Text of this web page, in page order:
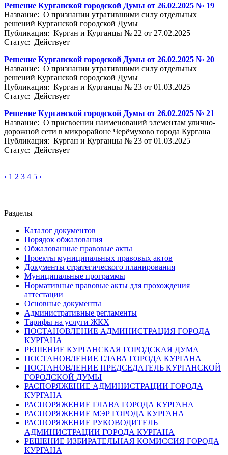
Решение Курганской городской Думы от 26.02.2025 № 19
Название: О признании утратившими силу отдельных
решений Курганской городской Думы
Публикация: Курган и Курганцы № 22 от 27.02.2025
Статус: Действует
Решение Курганской городской Думы от 26.02.2025 № 20
Название: О признании утратившими силу отдельных
решений Курганской городской Думы
Публикация: Курган и Курганцы № 23 от 01.03.2025
Статус: Действует
Решение Курганской городской Думы от 26.02.2025 № 21
Название: О присвоении наименований элементам улично-
дорожной сети в микрорайоне Черёмухово города Кургана
Публикация: Курган и Курганцы № 23 от 01.03.2025
Статус: Действует
‹ 1 2 3 4 5 ›
Разделы
Каталог документов
Порядок обжалования
Обжалованные правовые акты
Проекты муниципальных правовых актов
Документы стратегического планирования
Муниципальные программы
Нормативные правовые акты для прохождения
аттестации
Основные документы
Административные регламенты
Тарифы на услуги ЖКХ
ПОСТАНОВЛЕНИЕ АДМИНИСТРАЦИЯ ГОРОДА
КУРГАНА
РЕШЕНИЕ КУРГАНСКАЯ ГОРОДСКАЯ ДУМА
ПОСТАНОВЛЕНИЕ ГЛАВА ГОРОДА КУРГАНА
ПОСТАНОВЛЕНИЕ ПРЕДСЕДАТЕЛЬ КУРГАНСКОЙ
ГОРОДСКОЙ ДУМЫ
РАСПОРЯЖЕНИЕ АДМИНИСТРАЦИИ ГОРОДА
КУРГАНА
РАСПОРЯЖЕНИЕ ГЛАВА ГОРОДА КУРГАНА
РАСПОРЯЖЕНИЕ МЭР ГОРОДА КУРГАНА
РАСПОРЯЖЕНИЕ РУКОВОДИТЕЛЬ
АДМИНИСТРАЦИИ ГОРОДА КУРГАНА
РЕШЕНИЕ ИЗБИРАТЕЛЬНАЯ КОМИССИЯ ГОРОДА
КУРГАНА